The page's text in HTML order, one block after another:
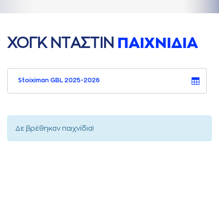
ΧΟΓΚ ΝΤAΣΤΙΝ ΠAΙΧΝΙΔΙA
Stoiximan GBL 2025-2026
Δε βρέθηκαν παιχνίδια!